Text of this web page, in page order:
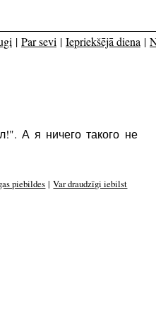
| Par sevi | Iepriekšējā diena |
А я ничего такого не
piebildes |Var draudzīgi iebilst